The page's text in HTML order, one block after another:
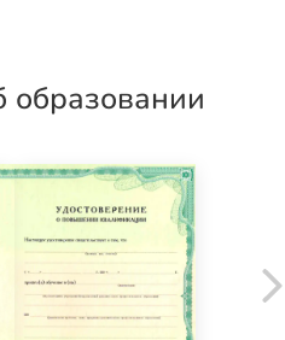
образовании